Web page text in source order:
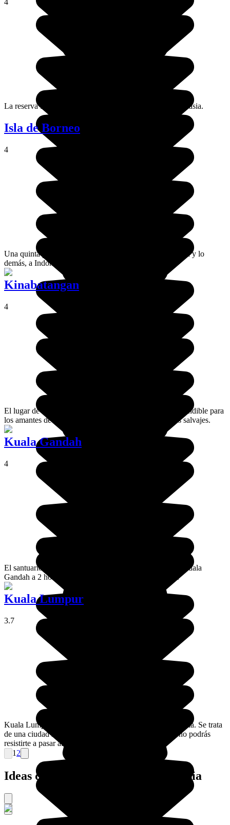
4
La reserva forestal de Belum es un lugar fabuloso en Malasia.
Isla de Borneo
4
Una quinta parte de la isla de Borneo pertenece a Malasia y lo
demás, a Indonesia.
Kinabatangan
4
El lugar de cita de muchos animales de Borneo. Imprescindible para
los amantes de la naturaleza, la aventura o los animales salvajes.
Kuala Gandah
4
El santuario de elefantes es un orfanato de elefantes de Kuala
Gandah a 2 horas en coche al norte de Kuala Lumpur.
Kuala Lumpur
3.7
Kuala Lumpur es un motor de Asia, y la capital de Malasia. Se trata
de una ciudad moderna rodeada por palmas aceiteras; no podrás
resistirte a pasar algunos días en ella.
1 2
Ideas de viajes organizados a Malasia